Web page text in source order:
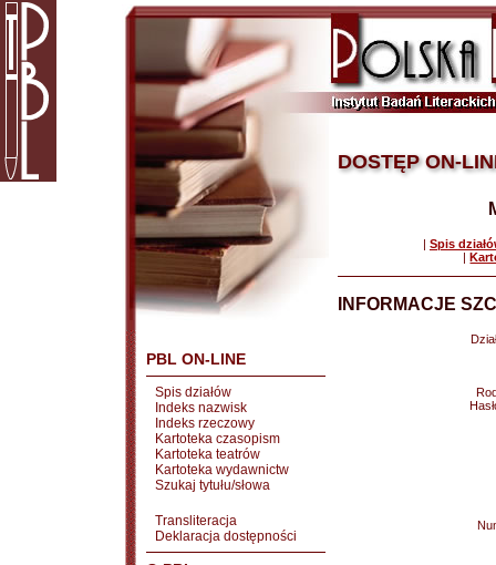
PBL ON-LINE
Spis działów
Indeks nazwisk
Indeks rzeczowy
Kartoteka czasopism
Kartoteka teatrów
Kartoteka wydawnictw
Szukaj tytułu/słowa
Transliteracja
Deklaracja dostępności
DOSTĘP ON-
| Spis
|
INFORMACJE